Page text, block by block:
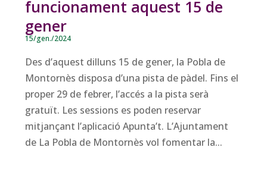
funcionament aquest 15 de
gener
15/gen./2024
Des d’aquest dilluns 15 de gener, la Pobla de
Montornès disposa d’una pista de pàdel. Fins el
proper 29 de febrer, l’accés a la pista serà
gratuït. Les sessions es poden reservar
mitjançant l’aplicació Apunta’t. L’Ajuntament
de La Pobla de Montornès vol fomentar la...